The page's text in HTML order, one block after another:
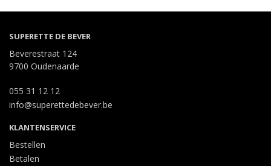
SUPERETTE DE BEVER
Beverestraat 124
9700 Oudenaarde
055 31 12 12
info@superettedebever.be
KLANTENSERVICE
Bestellen
Betalen